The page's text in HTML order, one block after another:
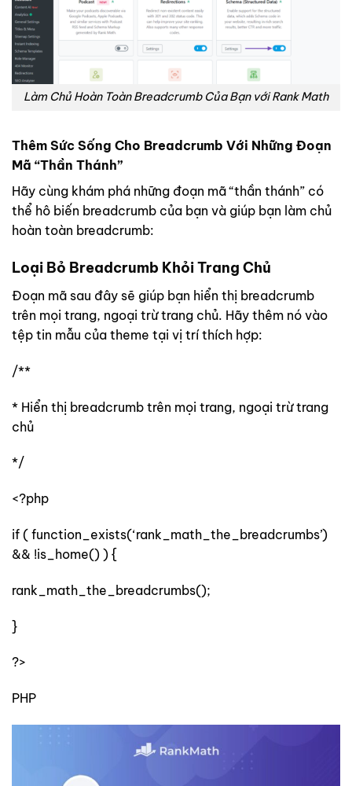
Làm Chủ Hoàn Toàn Breadcrumb Của Bạn với Rank Math
Thêm Sức Sống Cho Breadcrumb Với Những Đoạn
Mã “Thần Thánh”
Hãy cùng khám phá những đoạn mã “thần thánh” có
thể hô biến breadcrumb của bạn và giúp bạn làm chủ
hoàn toàn breadcrumb:
Loại Bỏ Breadcrumb Khỏi Trang Chủ
Đoạn mã sau đây sẽ giúp bạn hiển thị breadcrumb
trên mọi trang, ngoại trừ trang chủ. Hãy thêm nó vào
tệp tin mẫu của theme tại vị trí thích hợp:
/**
* Hiển thị breadcrumb trên mọi trang, ngoại trừ trang
chủ
*/
<?php
if ( function_exists(‘rank_math_the_breadcrumbs’)
&& !is_home() ) {
rank_math_the_breadcrumbs();
}
?>
PHP